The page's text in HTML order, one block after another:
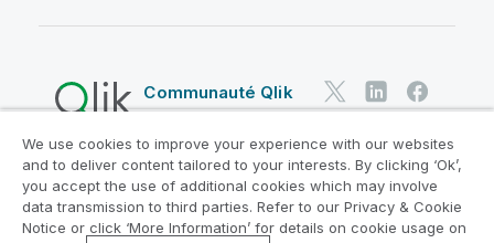
Communauté Qlik
Contrats juridiques
Conditions d'utilisation des produits
Legal Policies
Conditions légales
We use cookies to improve your experience with our websites
and to deliver content tailored to your interests. By clicking ‘Ok’,
you accept the use of additional cookies which may involve
data transmission to third parties. Refer to our Privacy & Cookie
Notice or click ‘More Information’ for details on cookie usage on